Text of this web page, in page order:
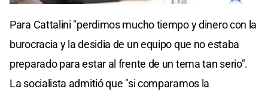
Para Cattalini "perdimos mucho tiempo y dinero con la
burocracia y la desidia de un equipo que no estaba
preparado para estar al frente de un tema tan serio".
La socialista admitió que "si comparamos la